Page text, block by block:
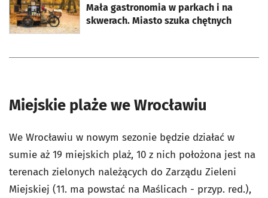
Mała gastronomia w parkach i na
skwerach. Miasto szuka chętnych
Miejskie plaże we Wrocławiu
We Wrocławiu w nowym sezonie będzie działać w
sumie aż 19 miejskich plaż, 10 z nich położona jest na
terenach zielonych należących do Zarządu Zieleni
Miejskiej (11. ma powstać na Maślicach - przyp. red.),